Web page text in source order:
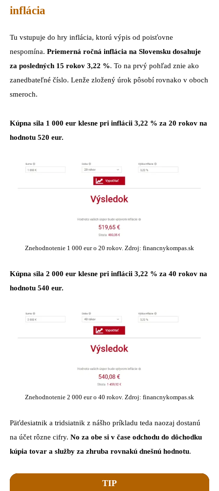
inflácia
Tu vstupuje do hry inflácia, ktorú výpis od poisťovne
nespomína. Priemerná ročná inflácia na Slovensku dosahuje
za posledných 15 rokov 3,22 %. To na prvý pohľad znie ako
zanedbateľné číslo. Lenže zložený úrok pôsobí rovnako v oboch
smeroch.
Kúpna sila 1 000 eur klesne pri inflácii 3,22 % za 20 rokov na
hodnotu 520 eur.
Znehodnotenie 1 000 eur o 20 rokov. Zdroj: financnykompas.sk
Kúpna sila 2 000 eur klesne pri inflácii 3,22 % za 40 rokov na
hodnotu 540 eur.
Znehodnotenie 2 000 eur o 40 rokov. Zdroj: financnykompas.sk
Päťdesiatnik a tridsiatnik z nášho príkladu teda naozaj dostanú
na účet rôzne cifry. No za obe si v čase odchodu do dôchodku
kúpia tovar a služby za zhruba rovnakú dnešnú hodnotu.
TIP